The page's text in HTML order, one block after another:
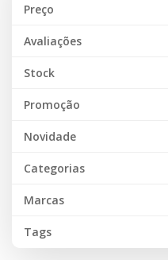
Preço
Avaliações
Stock
Promoção
Novidade
Categorias
Marcas
Tags